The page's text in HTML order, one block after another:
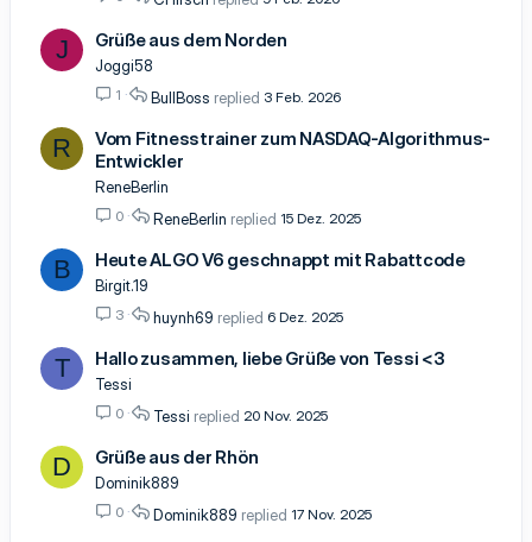
J Grüße aus dem Norden
Joggi58
1 3 Feb. 2026
BullBoss
R
Vom Fitnesstrainer zum NASDAQ-Algorithmus-
Entwickler
ReneBerlin
0 15 Dez. 2025
ReneBerlin
B Heute ALGO V6 geschnappt mit Rabattcode
Birgit.19
3 6 Dez. 2025
huynh69
T Hallo zusammen, liebe Grüße von Tessi <3
Tessi
0 20 Nov. 2025
Tessi
D Grüße aus der Rhön
Dominik889
0 17 Nov. 2025
Dominik889